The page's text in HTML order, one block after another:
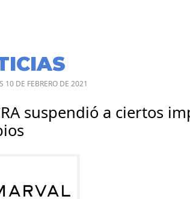
10 DE FEBRERO DE 2021
suspendió a ciertos